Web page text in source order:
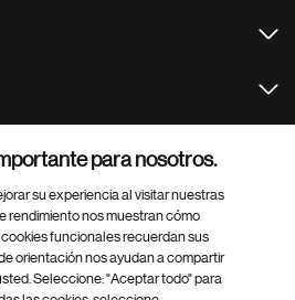
para nosotros.
su experiencia al visitar nuestras
rendimiento nos muestran cómo
funcionales recuerdan sus
orientación nos ayudan a compartir
Seleccione: "Aceptar todo" para